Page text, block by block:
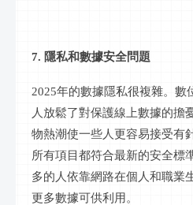
7. 隱私和數據安全問題
2025年的數據隱私很複雜。數
人放鬆了對保護線上數據的擔
物熱潮使一些人更容易接受有
所有項目都符合最新的安全標
多的人依靠網路在個人和職業
更多數據可供利用。